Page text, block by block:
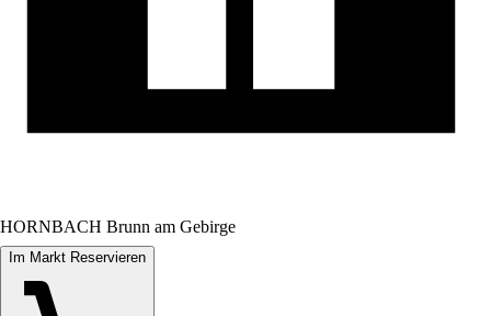
HORNBACH Brunn am Gebirge
Im Markt Reservieren